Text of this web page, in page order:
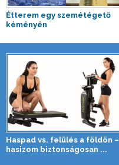
Étterem egy szemétégető
kéményén
Haspad vs. felülés a földön –
hasizom biztonságosan ...